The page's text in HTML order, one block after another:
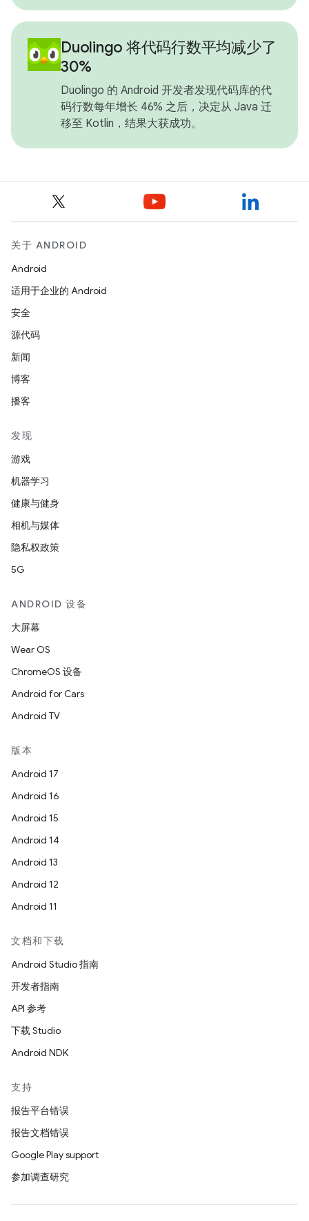
Duolingo 将代码行数平均减少了
30%
Duolingo 的 Android 开发者发现代码库的代
码行数每年增长 46% 之后，决定从 Java 迁
移至 Kotlin，结果大获成功。
关于 ANDROID
Android
适用于企业的 Android
安全
源代码
新闻
博客
播客
发现
游戏
机器学习
健康与健身
相机与媒体
隐私权政策
5G
ANDROID 设备
大屏幕
Wear OS
ChromeOS 设备
Android for Cars
Android TV
版本
Android 17
Android 16
Android 15
Android 14
Android 13
Android 12
Android 11
文档和下载
Android Studio 指南
开发者指南
API 参考
下载 Studio
Android NDK
支持
报告平台错误
报告文档错误
Google Play support
参加调查研究